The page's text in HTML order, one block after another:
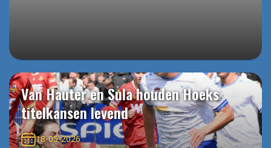
Van Hauter en Sula houden Hoeks
titelkansen levend
18-05-2026